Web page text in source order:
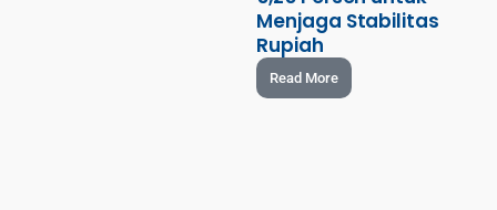
Menjaga Stabilitas
Rupiah
Read More